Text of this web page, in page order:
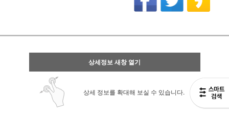
상세정보 새창 열기
상세 정보를 확대해 보실 수 있습니다.